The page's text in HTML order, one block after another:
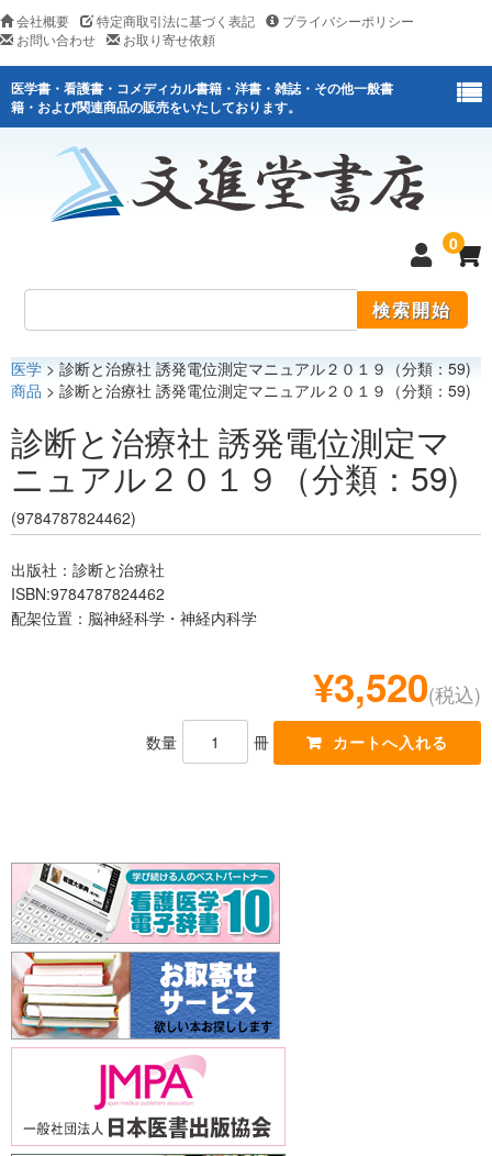
会社概要 特定商取引法に基づく表記
プライバシーポリシー
お問い合わせ
お取り寄せ依頼
医学書・看護書・コメディカル書籍・洋書・雑誌・その他一般書
籍・および関連商品の販売をいたしております。
0
医学
医薬関連
レジデント
医学 > 診断と治療社 誘発電位測定マニュアル２０１９（分類：59)
商品 > 診断と治療社 誘発電位測定マニュアル２０１９（分類：59)
診断と治療社 誘発電位測定マ
ニュアル２０１９（分類：59)
(9784787824462)
出版社：診断と治療社
ISBN:9784787824462
配架位置：脳神経科学・神経内科学
¥3,520(税込)
数量 冊